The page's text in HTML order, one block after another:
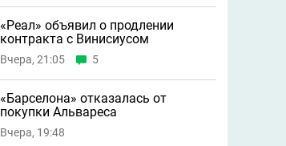
«Реал» объявил о продлении
контракта с Винисиусом
Вчера, 21:05 5
«Барселона» отказалась от
покупки Альвареса
Вчера, 19:48